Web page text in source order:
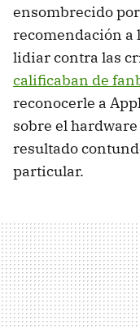
ensombrecido
recomendación a
lidiar contra las
calificaban de
reconocerle a
sobre el
resultado
particular.